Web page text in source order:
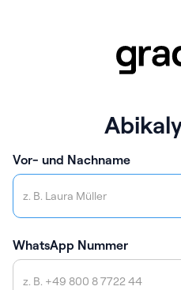
Vor- und Nachname
WhatsApp Nummer